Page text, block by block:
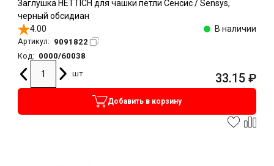
Заглушка HETTICH для чашки петли Сенсис / Sensys,
черный обсидиан
4.00
В наличии
Артикул: 9091822
Код:
0000/60038
шт
33.15 ₽
Добавить в корзину